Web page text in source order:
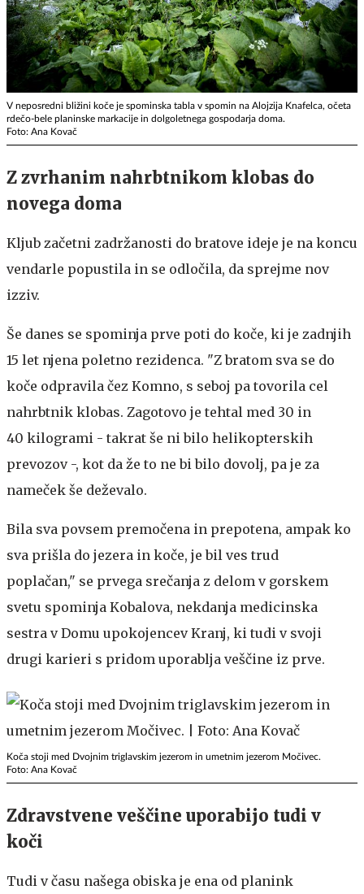
V neposredni bližini koče je spominska tabla v spomin na Alojzija Knafelca, očeta
rdečo-bele planinske markacije in dolgoletnega gospodarja doma.
Foto: Ana Kovač
Z zvrhanim nahrbtnikom klobas do
novega doma
Kljub začetni zadržanosti do bratove ideje je na koncu
vendarle popustila in se odločila, da sprejme nov
izziv.
Še danes se spominja prve poti do koče, ki je zadnjih
15 let njena poletno rezidenca. "Z bratom sva se do
koče odpravila čez Komno, s seboj pa tovorila cel
nahrbtnik klobas. Zagotovo je tehtal med 30 in
40 kilogrami - takrat še ni bilo helikopterskih
prevozov -, kot da že to ne bi bilo dovolj, pa je za
nameček še deževalo.
Bila sva povsem premočena in prepotena, ampak ko
sva prišla do jezera in koče, je bil ves trud
poplačan," se prvega srečanja z delom v gorskem
svetu spominja Kobalova, nekdanja medicinska
sestra v Domu upokojencev Kranj, ki tudi v svoji
drugi karieri s pridom uporablja veščine iz prve.
Koča stoji med Dvojnim triglavskim jezerom in umetnim jezerom Močivec.
Foto: Ana Kovač
Zdravstvene veščine uporabijo tudi v
koči
Tudi v času našega obiska je ena od planink